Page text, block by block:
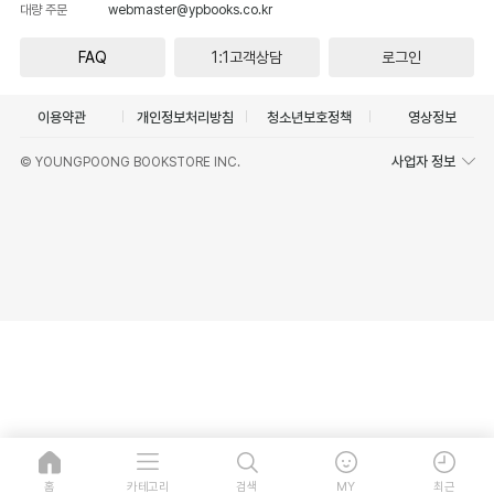
대량 주문
webmaster@ypbooks.co.kr
FAQ 1:1고객상담 로그인
이용약관 개인정보처리방침 청소년보호정책 영상정보
© YOUNGPOONG BOOKSTORE INC. 사업자 정보
홈 카테고리 검색 MY 최근